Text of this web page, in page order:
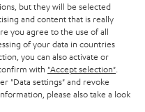
but they will be selected
and content that is really
you agree to the use of all
of your data in countries
you can also activate or
with "Accept selection"
"Data settings" and revoke
please also take a look